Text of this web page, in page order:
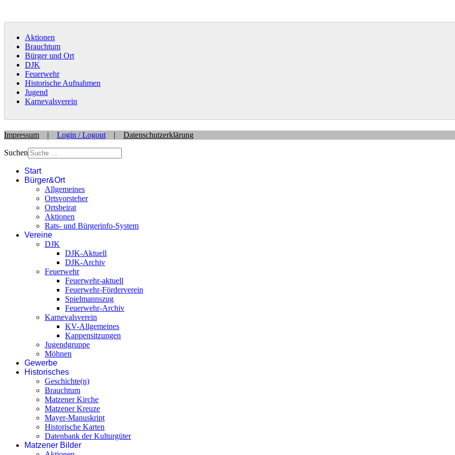
Aktionen
Brauchtum
Bürger und Ort
DJK
Feuerwehr
Historische Aufnahmen
Jugend
Karnevalsverein
Impressum | Login / Logout | Datenschutzerklärung
Suchen
Start
Bürger&Ort
Allgemeines
Ortsvorsteher
Ortsbeirat
Aktionen
Rats- und Bürgerinfo-System
Vereine
DJK
DJK-Aktuell
DJK-Archiv
Feuerwehr
Feuerwehr-aktuell
Feuerwehr-Förderverein
Spielmannszug
Feuerwehr-Archiv
Karnevalsverein
KV-Allgemeines
Kappensitzungen
Jugendgruppe
Möhnen
Gewerbe
Historisches
Geschichte(n)
Brauchtum
Matzener Kirche
Matzener Kreuze
Mayer-Manuskript
Historische Karten
Datenbank der Kulturgüter
Matzener Bilder